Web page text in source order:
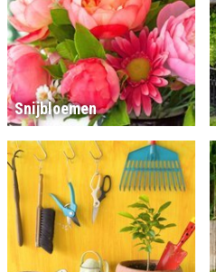
Snijbloemen